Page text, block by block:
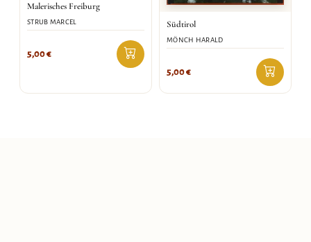
Malerisches Freiburg
STRUB MARCEL
5,00€
Südtirol
MÖNCH HARALD
5,00€